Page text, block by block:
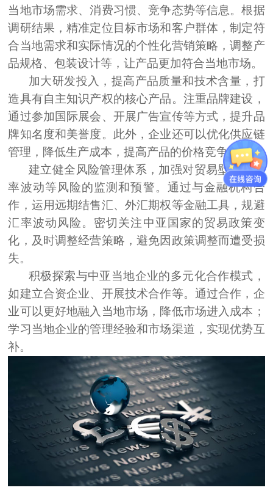
当地市场需求、消费习惯、竞争态势等信息。根据
调研结果，精准定位目标市场和客户群体，制定符
合当地需求和实际情况的个性化营销策略，调整产
品规格、包装设计等，让产品更加符合当地市场。
加大研发投入，提高产品质量和技术含量，打
造具有自主知识产权的核心产品。 注重品牌建设，
通过参加国际展会、开展广告宣传等方式，提升品
牌知名度和美誉度。此外，企业还可以优化供应链
管理，降低生产成本，提高产品的价格竞争力。
建立健全风险管理体系，加强对贸易壁垒、汇
率波动等风险的监测和预警。 通过与金融机构合
作，运用远期结售汇、外汇期权等金融工具，规避
汇率波动风险。密切关注中亚国家的贸易政策变
化，及时调整经营策略，避免因政策调整而遭受损
失。
积极探索与中亚当地企业的多元化合作模式，
如建立合资企业、开展技术合作等。 通过合作，企
业可以更好地融入当地市场，降低市场进入成本；
学习当地企业的管理经验和市场渠道，实现优势互
补。